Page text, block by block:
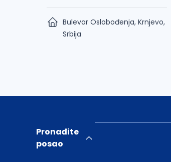
Bulevar Oslobođenja, Krnjevo,
Srbija
Pronađite
posao